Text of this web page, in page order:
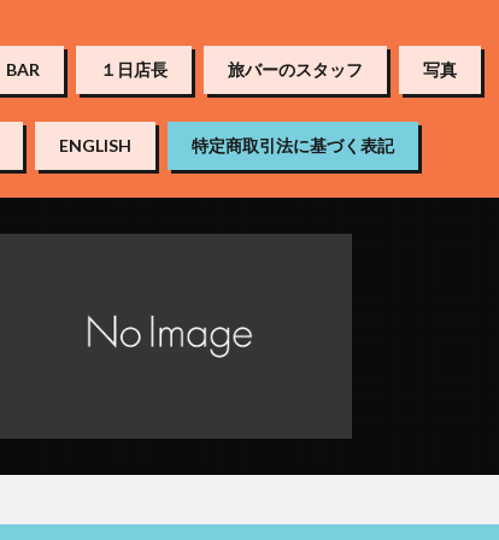
BAR １日店長 旅バーのスタッフ 写真
ENGLISH 特定商取引法に基づく表記